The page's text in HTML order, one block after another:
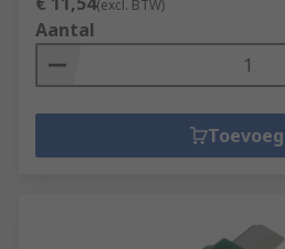
(excl. BTW)
Aantal